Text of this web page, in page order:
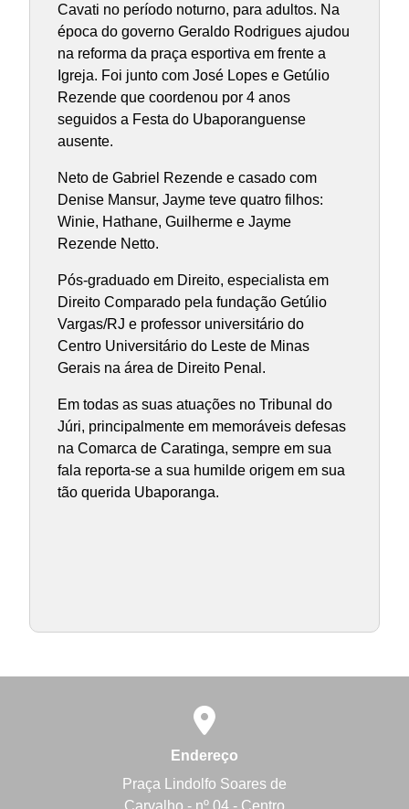
Cavati no período noturno, para adultos. Na
época do governo Geraldo Rodrigues ajudou
na reforma da praça esportiva em frente a
Igreja. Foi junto com José Lopes e Getúlio
Rezende que coordenou por 4 anos
seguidos a Festa do Ubaporanguense
ausente.
Neto de Gabriel Rezende e casado com
Denise Mansur, Jayme teve quatro filhos:
Winie, Hathane, Guilherme e Jayme
Rezende Netto.
Pós-graduado em Direito, especialista em
Direito Comparado pela fundação Getúlio
Vargas/RJ e professor universitário do
Centro Universitário do Leste de Minas
Gerais na área de Direito Penal.
Em todas as suas atuações no Tribunal do
Júri, principalmente em memoráveis defesas
na Comarca de Caratinga, sempre em sua
fala reporta-se a sua humilde origem em sua
tão querida Ubaporanga.
Endereço
Praça Lindolfo Soares de
Carvalho - nº 04 - Centro